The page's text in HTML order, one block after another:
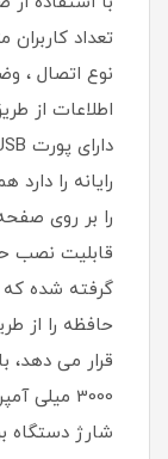
نوع اتصال ،
اطلاعات از
رایانه را
را بر روی
قابلیت نصب
گرفته شده که
قرار می دهد،
3000
شارژ دستگاه